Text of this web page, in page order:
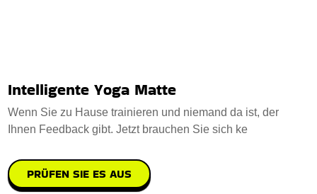
Intelligente Yoga Matte
Wenn Sie zu Hause trainieren und niemand da ist, der
Ihnen Feedback gibt. Jetzt brauchen Sie sich ke
PRÜFEN SIE ES AUS